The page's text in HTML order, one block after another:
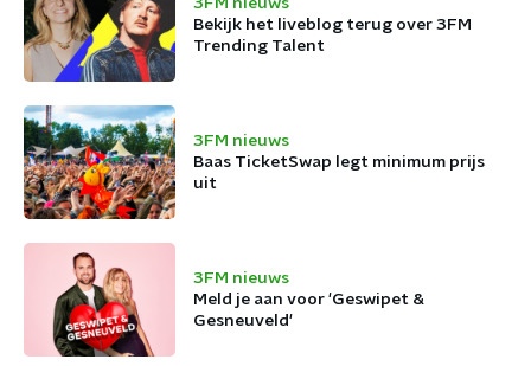
3FM nieuws
Bekijk het liveblog terug over 3FM
Trending Talent
3FM nieuws
Baas TicketSwap legt minimum prijs
uit
3FM nieuws
Meld je aan voor 'Geswipet &
Gesneuveld'